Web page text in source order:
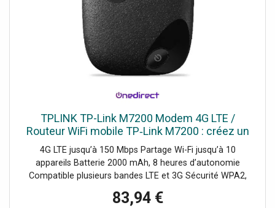
TPLINK TP-Link M7200 Modem 4G LTE /
Routeur WiFi mobile TP‑Link M7200 : créez un
hotspot sécurisé puissant pour jusqu’à 10
utilisateurs, 8h d’autonomie.
4G LTE jusqu’à 150 Mbps Partage Wi-Fi jusqu’à 10
appareils Batterie 2000 mAh, 8 heures d’autonomie
Compatible plusieurs bandes LTE et 3G Sécurité WPA2,
connexion et batterie Installation rapide plug-and-play
83,94 €